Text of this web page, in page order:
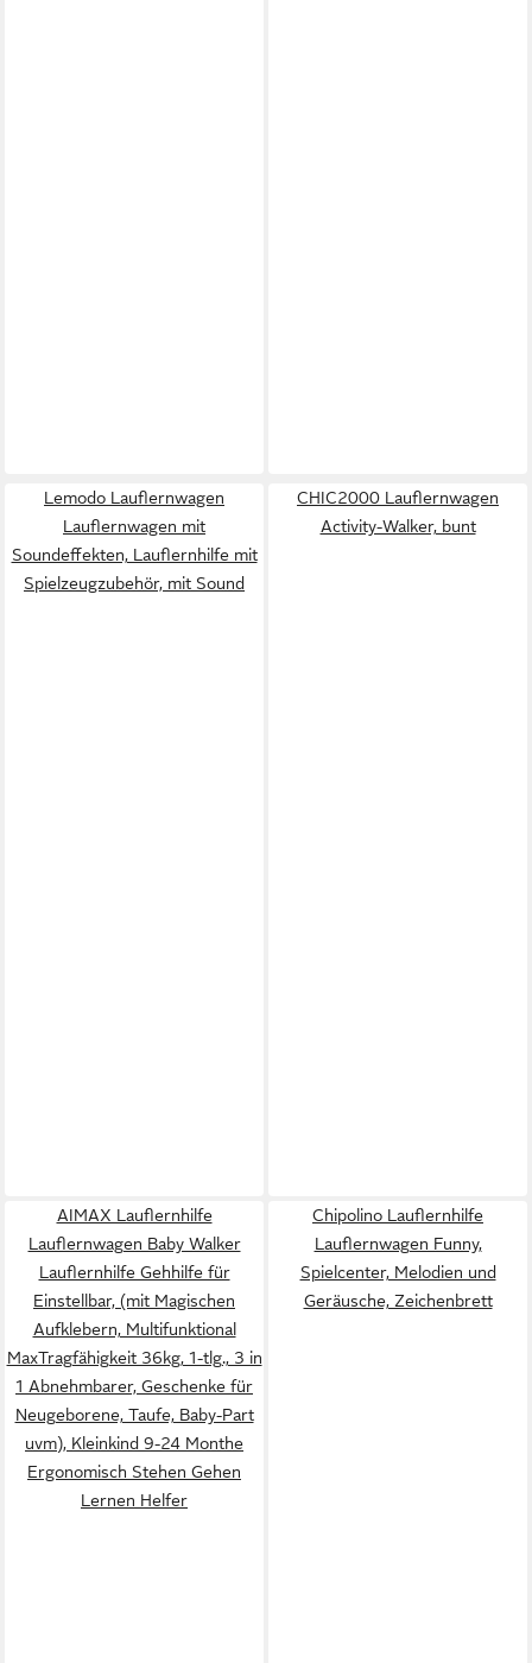
Lemodo Lauflernwagen
Lauflernwagen mit
Soundeffekten, Lauflernhilfe mit
Spielzeugzubehör, mit Sound
CHIC2000 Lauflernwagen
Activity-Walker, bunt
AIMAX Lauflernhilfe
Lauflernwagen Baby Walker
Lauflernhilfe Gehhilfe für
Einstellbar, (mit Magischen
Aufklebern, Multifunktional
MaxTragfähigkeit 36kg, 1-tlg., 3 in
1 Abnehmbarer, Geschenke für
Neugeborene, Taufe, Baby-Part
uvm), Kleinkind 9-24 Monthe
Ergonomisch Stehen Gehen
Lernen Helfer
Chipolino Lauflernhilfe
Lauflernwagen Funny,
Spielcenter, Melodien und
Geräusche, Zeichenbrett